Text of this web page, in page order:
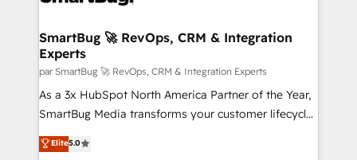
SmartBug 🚀 RevOps, CRM & Integration
Experts
par SmartBug 🚀 RevOps, CRM & Integration Experts
As a 3x HubSpot North America Partner of the Year,
SmartBug Media transforms your customer lifecycle
into a revenue engine. Our unified ecosystem
includes specialized divisions Globalia (AI &
Elite5.0